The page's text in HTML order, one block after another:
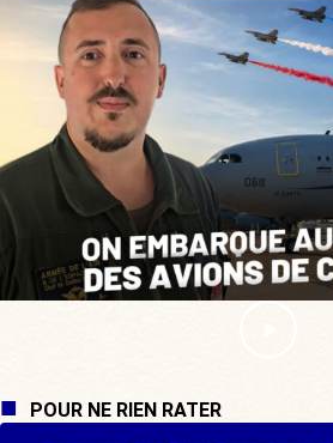
POUR NE RIEN RATER